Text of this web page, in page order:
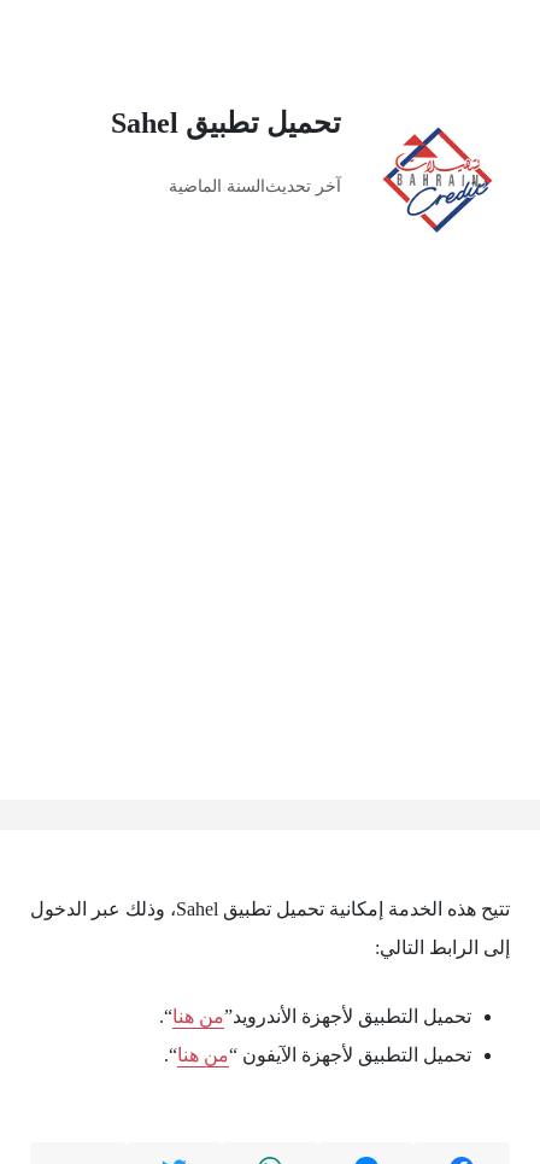
تحميل تطبيق Sahel
آخر تحديث السنة الماضية
تتيح هذه الخدمة إمكانية تحميل تطبيق Sahel، وذلك عبر الدخول
إلى الرابط التالي:
تحميل التطبيق لأجهزة الأندرويد”من هنا“.
تحميل التطبيق لأجهزة الآيفون “من هنا“.